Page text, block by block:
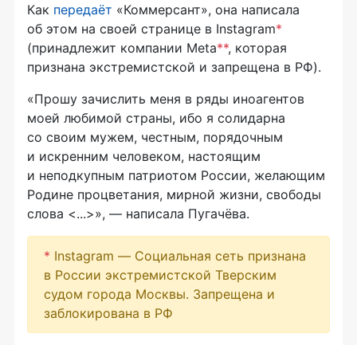
Как передаёт «Коммерсант», она написала
об этом на своей странице в Instagram*
(принадлежит компании Meta**, которая
признана экстремистской и запрещена в РФ).
«Прошу зачислить меня в ряды иноагентов
моей любимой страны, ибо я солидарна
со своим мужем, честным, порядочным
и искренним человеком, настоящим
и неподкупным патриотом России, желающим
Родине процветания, мирной жизни, свободы
слова <...>», — написала Пугачёва.
* Instagram — Социальная сеть признана
в России экстремистской Тверским
судом города Москвы. Запрещена и
заблокирована в РФ